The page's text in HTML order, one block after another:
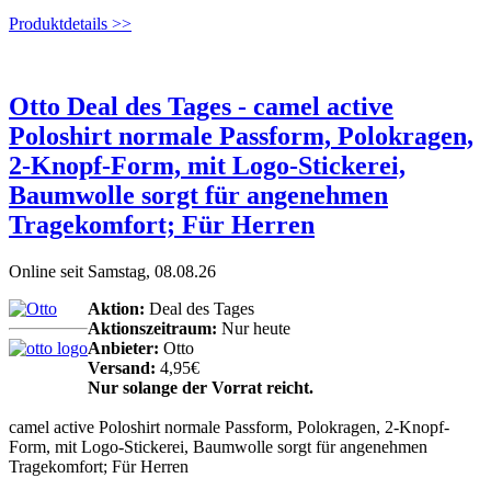
Produktdetails >>
Otto Deal des Tages - camel active
Poloshirt normale Passform, Polokragen,
2-Knopf-Form, mit Logo-Stickerei,
Baumwolle sorgt für angenehmen
Tragekomfort; Für Herren
Online seit Samstag, 08.08.26
Aktion: Deal des Tages
Aktionszeitraum: Nur heute
Anbieter: Otto
Versand: 4,95€
Nur solange der Vorrat reicht.
camel active Poloshirt normale Passform, Polokragen, 2-Knopf-
Form, mit Logo-Stickerei, Baumwolle sorgt für angenehmen
Tragekomfort; Für Herren